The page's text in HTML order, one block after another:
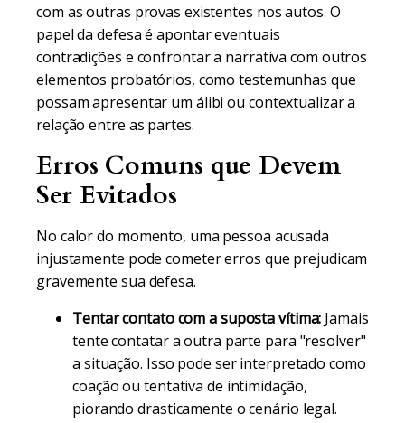
com as outras provas existentes nos autos. O
papel da defesa é apontar eventuais
contradições e confrontar a narrativa com outros
elementos probatórios, como testemunhas que
possam apresentar um álibi ou contextualizar a
relação entre as partes.
Erros Comuns que Devem
Ser Evitados
No calor do momento, uma pessoa acusada
injustamente pode cometer erros que prejudicam
gravemente sua defesa.
Tentar contato com a suposta vítima: Jamais
tente contatar a outra parte para "resolver"
a situação. Isso pode ser interpretado como
coação ou tentativa de intimidação,
piorando drasticamente o cenário legal.